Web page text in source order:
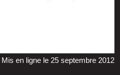
Mis en ligne le 25 septembre 2012